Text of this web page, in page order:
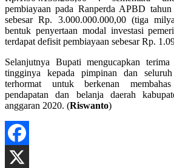
pembiayaan pada Ranperda APBD
sebesar Rp. 3.000.000.000,00 (tiga
bentuk penyertaan modal investasi
terdapat defisit pembiayaan sebesar Rp.
Selanjutnya Bupati mengucapkan
tingginya kepada pimpinan dan
terhormat untuk berkenan
pendapatan dan belanja daerah
anggaran 2020. (Riswanto)